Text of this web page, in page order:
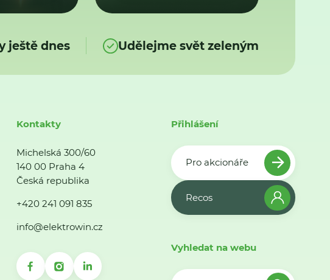
ještě dnes Udělejme svět zeleným
Kontakty
Michelská 300/60
140 00 Praha 4
Česká republika
+420 241 091 835
info@elektrowin.cz
Přihlášení
Pro akcionáře
Recos
Vyhledat na webu